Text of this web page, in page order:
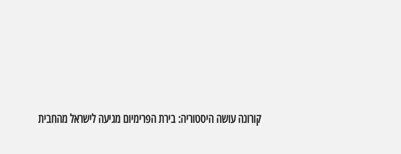
קורונה עושה היסטוריה: בירת הפרימיום מגיעה לישראל מהחבית